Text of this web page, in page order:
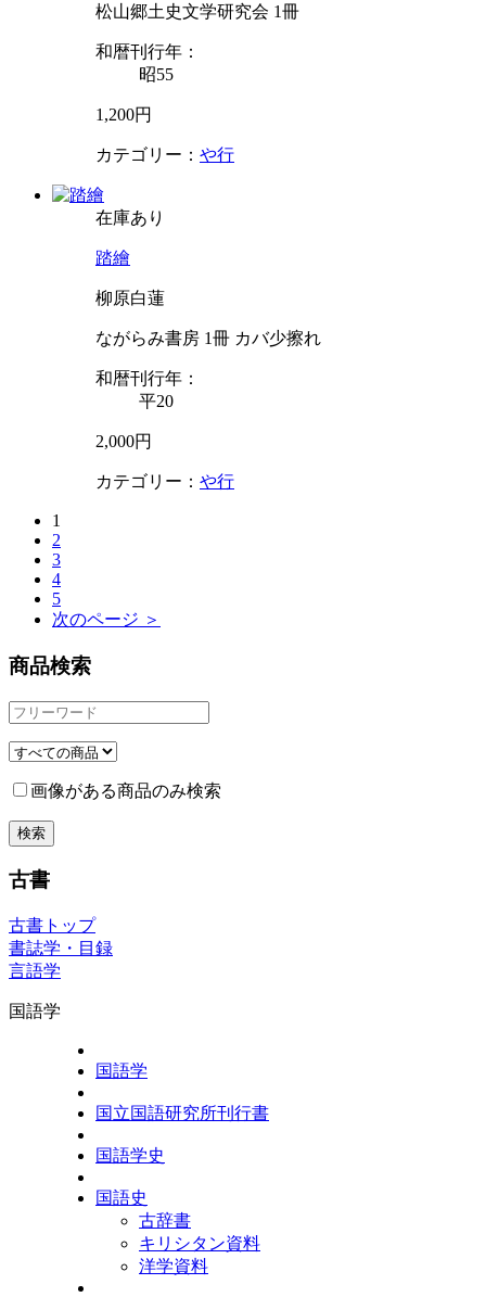
松山郷土史文学研究会 1冊
和暦刊行年：
昭55
1,200円
カテゴリー： や行
在庫あり
踏繪
柳原白蓮
ながらみ書房 1冊 カバ少擦れ
和暦刊行年：
平20
2,000円
カテゴリー： や行
1
2
3
4
5
次のページ ＞
商品検索
画像がある商品のみ検索
古書
古書トップ
書誌学・目録
言語学
国語学
国語学
国立国語研究所刊行書
国語学史
国語史
古辞書
キリシタン資料
洋学資料